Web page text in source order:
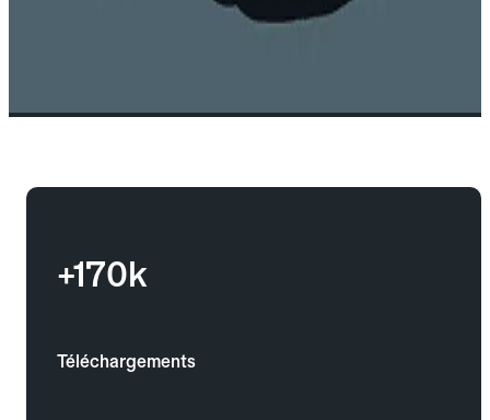
+170k
Téléchargements